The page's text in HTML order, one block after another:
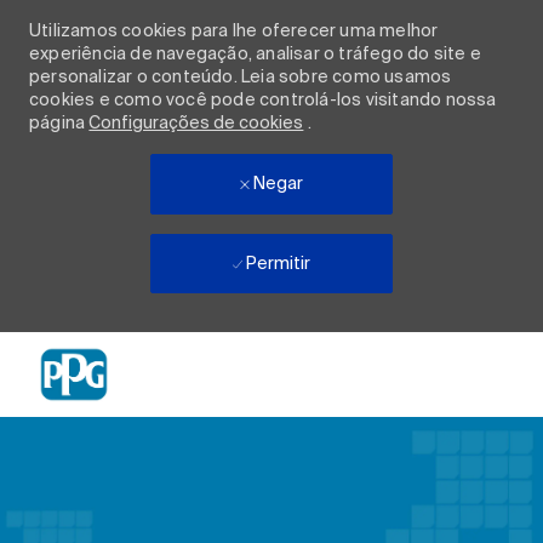
Utilizamos cookies para lhe oferecer uma melhor
experiência de navegação, analisar o tráfego do site e
personalizar o conteúdo. Leia sobre como usamos
cookies e como você pode controlá-los visitando nossa
páginaConfigurações de cookies .
Negar
Permitir